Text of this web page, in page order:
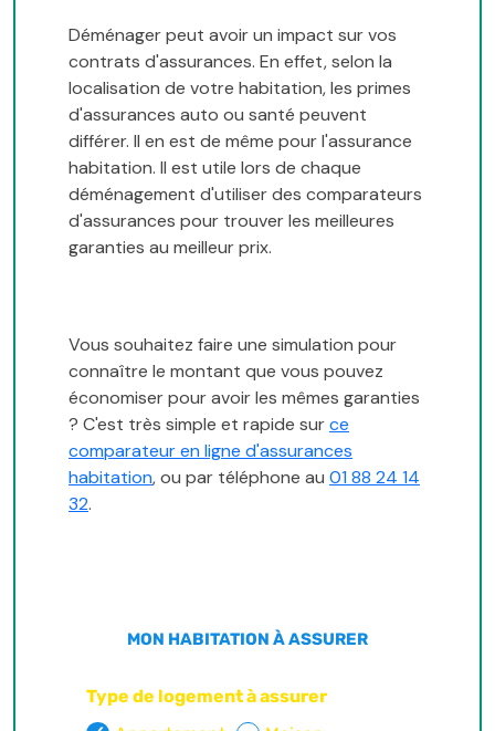
Déménager peut avoir un impact sur vos
contrats d'assurances. En effet, selon la
localisation de votre habitation, les primes
d'assurances auto ou santé peuvent
différer. Il en est de même pour l'assurance
habitation. Il est utile lors de chaque
déménagement d'utiliser des comparateurs
d'assurances pour trouver les meilleures
garanties au meilleur prix.
Vous souhaitez faire une simulation pour
connaître le montant que vous pouvez
économiser pour avoir les mêmes garanties
? C'est très simple et rapide surce
comparateur en ligne d'assurances
habitation, ou par téléphone au 01 88 24 14
32.